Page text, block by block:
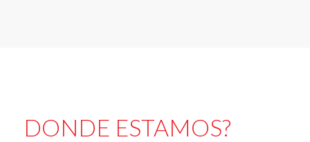
DONDE ESTAMOS?